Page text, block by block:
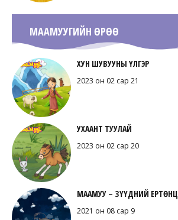
МААМУУГИЙН ӨРӨӨ
ХУН ШУВУУНЫ ҮЛГЭР
2023 он 02 сар 21
УХААНТ ТУУЛАЙ
2023 он 02 сар 20
МААМУУ – ЗҮҮДНИЙ ЕРТӨНЦ
2021 он 08 сар 9